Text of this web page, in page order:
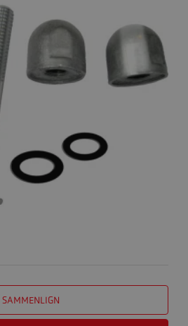
SAMMENLIGN